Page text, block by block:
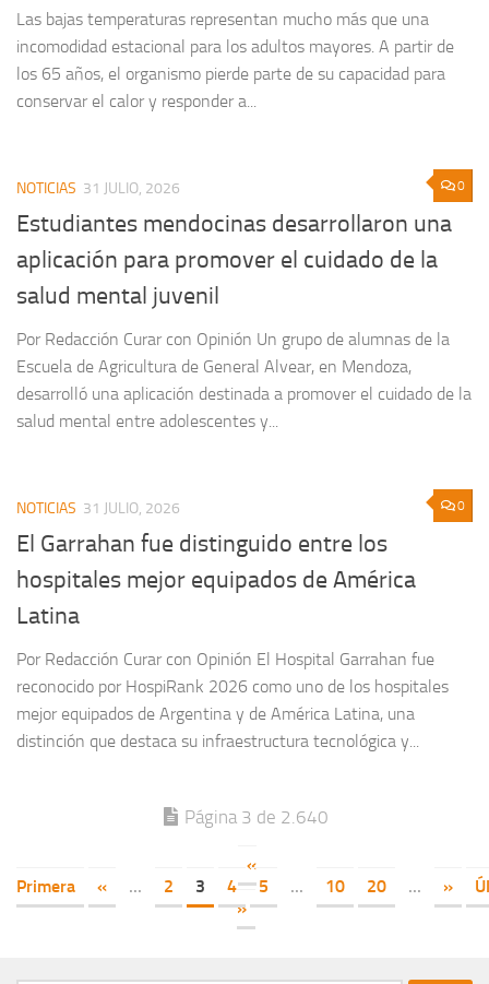
Las bajas temperaturas representan mucho más que una
incomodidad estacional para los adultos mayores. A partir de
los 65 años, el organismo pierde parte de su capacidad para
conservar el calor y responder a...
0
NOTICIAS 31 JULIO, 2026
Estudiantes mendocinas desarrollaron una
aplicación para promover el cuidado de la
salud mental juvenil
Por Redacción Curar con Opinión Un grupo de alumnas de la
Escuela de Agricultura de General Alvear, en Mendoza,
desarrolló una aplicación destinada a promover el cuidado de la
salud mental entre adolescentes y...
0
NOTICIAS 31 JULIO, 2026
El Garrahan fue distinguido entre los
hospitales mejor equipados de América
Latina
Por Redacción Curar con Opinión El Hospital Garrahan fue
reconocido por HospiRank 2026 como uno de los hospitales
mejor equipados de Argentina y de América Latina, una
distinción que destaca su infraestructura tecnológica y...
Página 3 de 2.640
«
Primera
« ... 2 3 4 5 ... 10 20 ... »
»